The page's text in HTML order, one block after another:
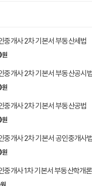
중개사 2차 기본서 부동산세법
원
중개사 2차 기본서 부동산공시
원
중개사 2차 기본서 부동산공법
원
중개사 2차 기본서 공인중개사
원
중개사 1차 기본서 부동산학개론